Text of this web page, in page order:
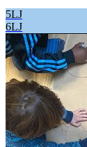
5LJ
6LJ